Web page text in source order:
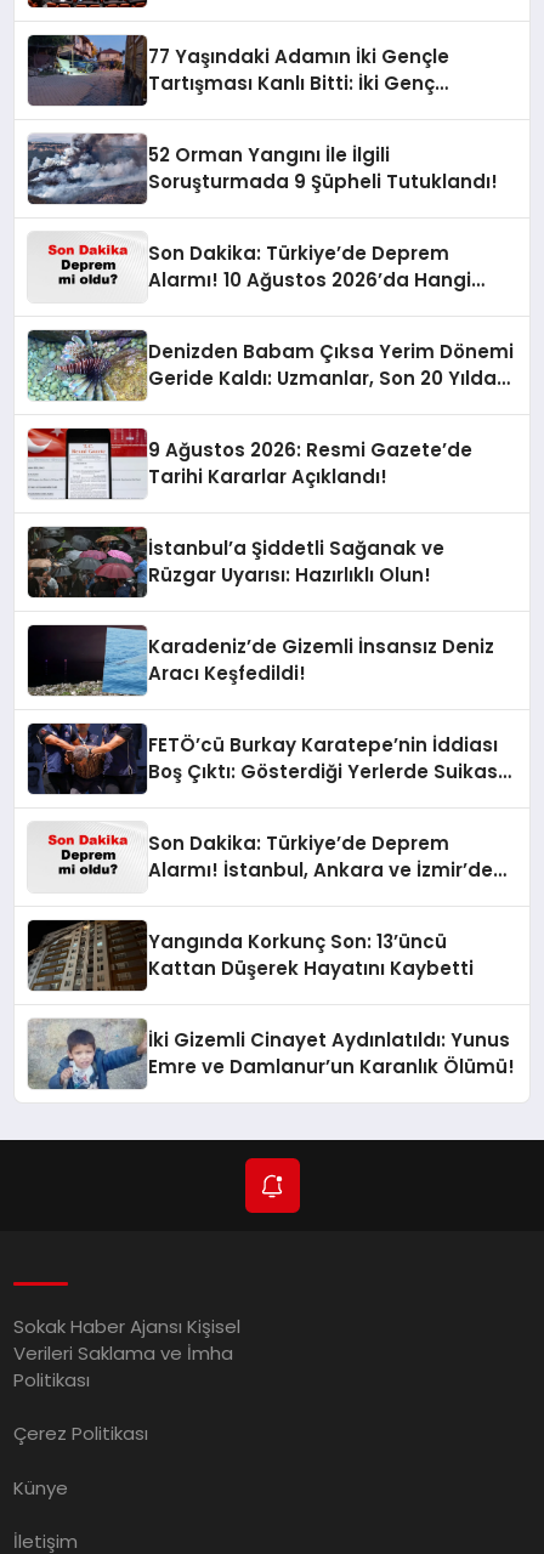
77 Yaşındaki Adamın İki Gençle
Tartışması Kanlı Bitti: İki Genç
52 Orman Yangını İle İlgili
Soruşturmada 9 Şüpheli Tutuklandı!
Son Dakika: Türkiye’de Deprem
Alarmı! 10 Ağustos 2026’da Hangi
Denizden Babam Çıksa Yerim Dönemi
Geride Kaldı: Uzmanlar, Son 20 Yılda
9 Ağustos 2026: Resmi Gazete’de
Tarihi Kararlar Açıklandı!
İstanbul’a Şiddetli Sağanak ve
Rüzgar Uyarısı: Hazırlıklı Olun!
Karadeniz’de Gizemli İnsansız Deniz
Aracı Keşfedildi!
FETÖ’cü Burkay Karatepe’nin İddiası
Boş Çıktı: Gösterdiği Yerlerde Suikast
Son Dakika: Türkiye’de Deprem
Alarmı! İstanbul, Ankara ve İzmir’de
Yangında Korkunç Son: 13’üncü
Kattan Düşerek Hayatını Kaybetti
İki Gizemli Cinayet Aydınlatıldı: Yunus
Emre ve Damlanur’un Karanlık Ölümü!
Sokak Haber Ajansı Kişisel
Verileri Saklama ve İmha
Politikası
Çerez Politikası
Künye
İletişim